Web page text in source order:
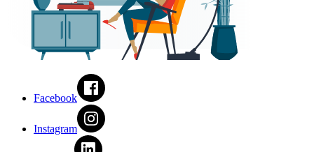
Facebook
Instagram